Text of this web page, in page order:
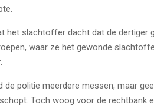
het slachtoffer dacht dat de dertiger
waar ze het gewonde
de politie meerdere messen, maar
Toch woog voor de rechtbank